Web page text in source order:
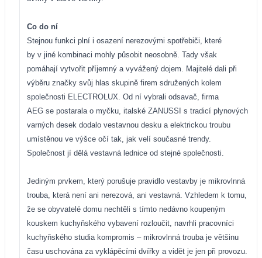
Co do ní
Stejnou funkci plní i osazení nerezovými spotřebiči, které
by v jiné kombinaci mohly působit neosobně. Tady však
pomáhají vytvořit příjemný a vyvážený dojem. Majitelé dali při
výběru značky svůj hlas skupině firem sdružených kolem
společnosti ELECTROLUX. Od ní vybrali odsavač, firma
AEG se postarala o myčku, italské ZANUSSI s tradicí plynových
varných desek dodalo vestavnou desku a elektrickou troubu
umístěnou ve výšce očí tak, jak velí současné trendy.
Společnost jí dělá vestavná lednice od stejné společnosti.
Jediným prvkem, který porušuje pravidlo vestavby je mikrovlnná
trouba, která není ani nerezová, ani vestavná. Vzhledem k tomu,
že se obyvatelé domu nechtěli s tímto nedávno koupeným
kouskem kuchyňského vybavení rozloučit, navrhli pracovníci
kuchyňského studia kompromis – mikrovlnná trouba je většinu
času uschována za vyklápěcími dvířky a vidět je jen při provozu.